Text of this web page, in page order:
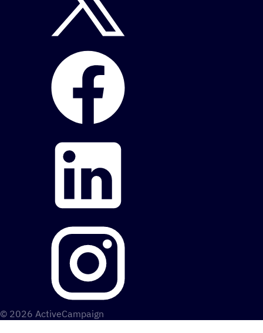
© 2026 ActiveCampaign